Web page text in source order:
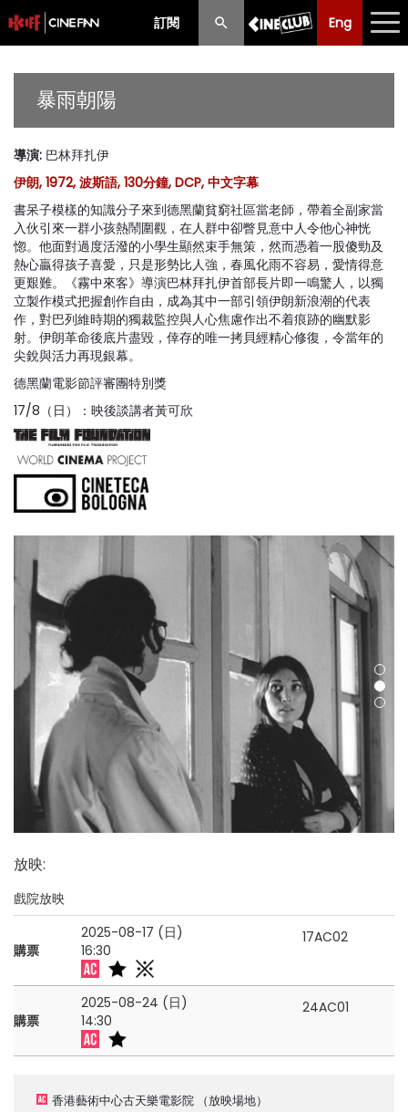
訂閱 Eng
Eng 中文
節目
購票須知
優惠計劃
前期節目
暴雨朝陽
導演: 巴林拜扎伊
伊朗, 1972, 波斯語, 130分鐘, DCP, 中文字幕
書呆子模樣的知識分子來到德黑蘭貧窮社區當老師，帶着全副家當
入伙引來一群小孩熱鬧圍觀，在人群中卻瞥見意中人令他心神恍
惚。他面對過度活潑的小學生顯然束手無策，然而憑着一股傻勁及
熱心贏得孩子喜愛，只是形勢比人強，春風化雨不容易，愛情得意
更艱難。《霧中來客》導演巴林拜扎伊首部長片即一鳴驚人，以獨
立製作模式把握創作自由，成為其中一部引領伊朗新浪潮的代表
作，對巴列維時期的獨裁監控與人心焦慮作出不着痕跡的幽默影
射。伊朗革命後底片盡毀，倖存的唯一拷貝經精心修復，令當年的
尖銳與活力再現銀幕。
德黑蘭電影節評審團特別獎
17/8（日）：映後談講者黃可欣
放映:
戲院放映
購票
2025-08-17 (日)
16:30
17AC02
購票
2025-08-24 (日)
14:30
24AC01
香港藝術中心古天樂電影院 （放映場地）